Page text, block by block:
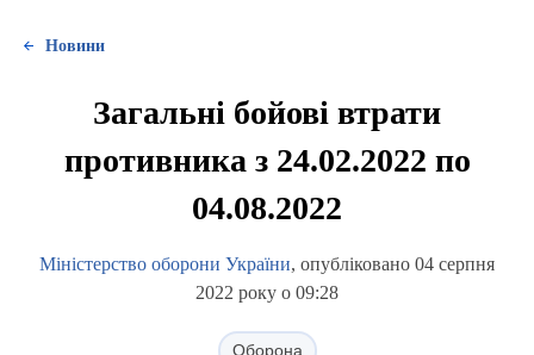
Новини
Загальні бойові втрати
противника з 24.02.2022 по
04.08.2022
Міністерство оборони України, опубліковано 04 серпня
2022 року о 09:28
Оборона